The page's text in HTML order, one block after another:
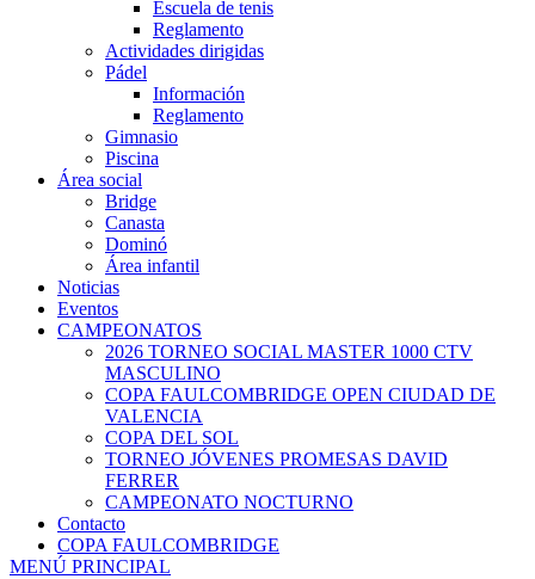
Escuela de tenis
Reglamento
Actividades dirigidas
Pádel
Información
Reglamento
Gimnasio
Piscina
Área social
Bridge
Canasta
Dominó
Área infantil
Noticias
Eventos
CAMPEONATOS
2026 TORNEO SOCIAL MASTER 1000 CTV
MASCULINO
COPA FAULCOMBRIDGE OPEN CIUDAD DE
VALENCIA
COPA DEL SOL
TORNEO JÓVENES PROMESAS DAVID
FERRER
CAMPEONATO NOCTURNO
Contacto
COPA FAULCOMBRIDGE
MENÚ PRINCIPAL